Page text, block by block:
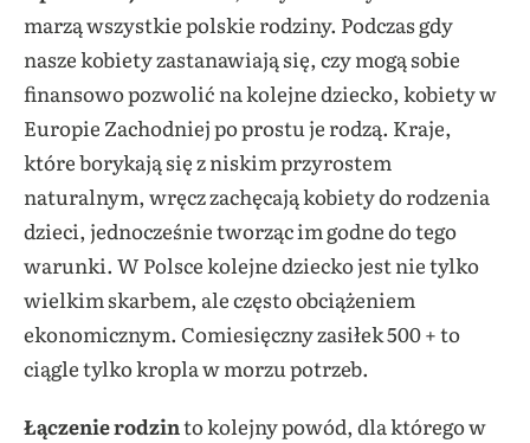
marzą wszystkie polskie rodziny. Podczas gdy
nasze kobiety zastanawiają się, czy mogą sobie
finansowo pozwolić na kolejne dziecko, kobiety w
Europie Zachodniej po prostu je rodzą. Kraje,
które borykają się z niskim przyrostem
naturalnym, wręcz zachęcają kobiety do rodzenia
dzieci, jednocześnie tworząc im godne do tego
warunki. W Polsce kolejne dziecko jest nie tylko
wielkim skarbem, ale często obciążeniem
ekonomicznym. Comiesięczny zasiłek 500 + to
ciągle tylko kropla w morzu potrzeb.
Łączenie rodzinto kolejny powód, dla którego w